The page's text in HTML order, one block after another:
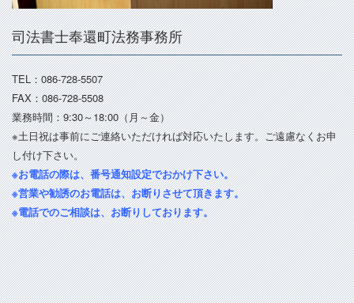
司法書士奉還町法務事務所
TEL：086-728-5507
FAX：086-728-5508
業務時間：9:30～18:00（月～金）
※土日祝は事前にご連絡いただければ対応いたします。ご遠慮なくお申
し付け下さい。
※お電話の際は、番号通知設定でおかけ下さい。
※営業や勧誘のお電話は、お断りさせて頂きます。
※電話でのご相談は、お断りしております。